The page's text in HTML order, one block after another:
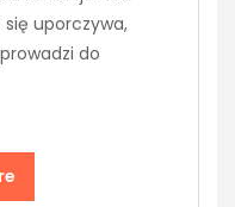
uporczywa,
do